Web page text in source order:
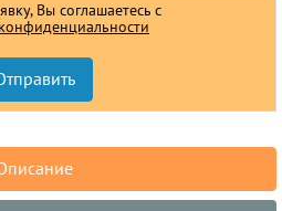
Вы соглашаетесь с